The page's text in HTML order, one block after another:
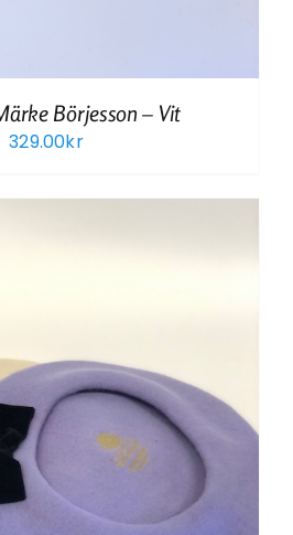
Börjesson – Vit
329.00kr